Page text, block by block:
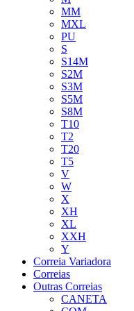
MM
MXL
PU
S
S14M
S2M
S3M
S5M
S8M
T10
T2
T20
T5
V
W
X
XH
XL
XXH
Y
Correia Variadora
Correias
Outras Correias
CANETA